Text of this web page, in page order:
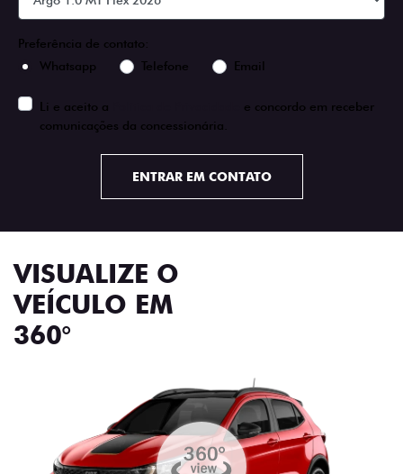
Preferência de contato:
Whatsapp
Telefone Email
Li e aceito a
e concordo em receber
comunicações da concessionária.
ENTRAR EM CONTATO
VISUALIZE O
VEÍCULO EM
360°